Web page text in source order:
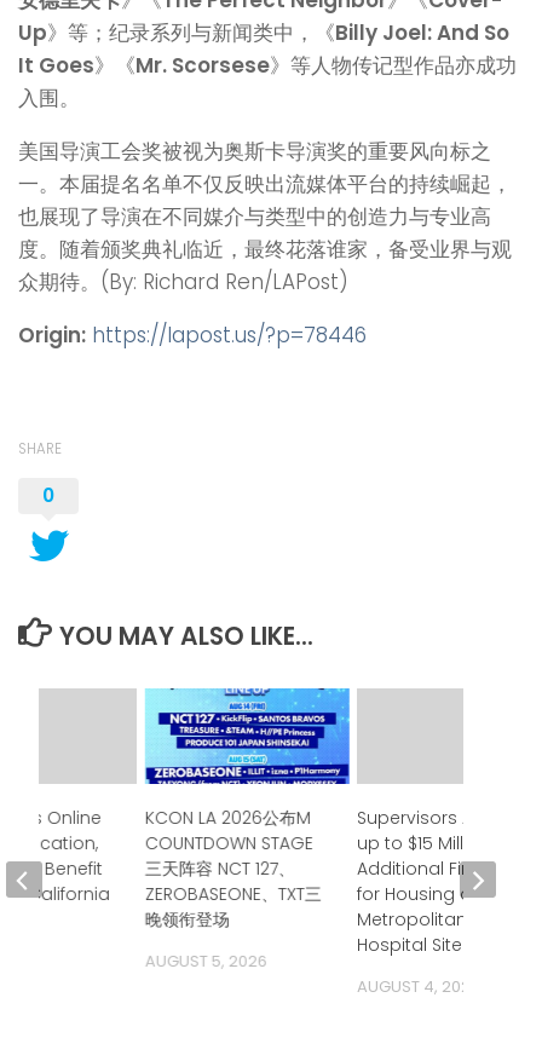
Up》等；纪录系列与新闻类中，《Billy Joel: And So
It Goes》《Mr. Scorsese》等人物传记型作品亦成功
入围。
美国导演工会奖被视为奥斯卡导演奖的重要风向标之
一。本届提名名单不仅反映出流媒体平台的持续崛起，
也展现了导演在不同媒介与类型中的创造力与专业高
度。随着颁奖典礼临近，最终花落谁家，备受业界与观
众期待。(By: Richard Ren/LAPost)
Origin: https://lapost.us/?p=78446
SHARE
0
YOU MAY ALSO LIKE...
KCON LA 2026公布M
COUNTDOWN STAGE
三天阵容 NCT 127、
ZEROBASEONE、TXT三
晚领衔登场
AUGUST 5, 2026
Supervisors Approve
up to $15 Million in
Additional Financing
for Housing at
Metropolitan State
Hospital Site
AUGUST 4, 2026
Online
Benefit
California